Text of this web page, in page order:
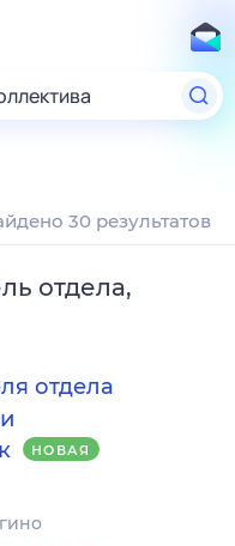
30 результатов
отдела,
отдела
НОВАЯ